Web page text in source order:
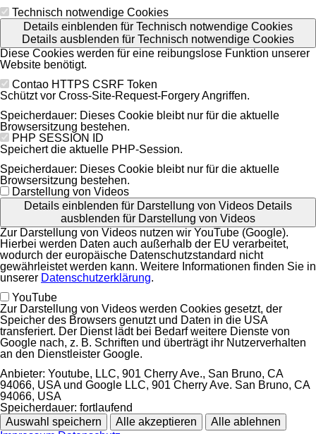
Technisch notwendige Cookies
Details einblenden für Technisch notwendige Cookies
Details ausblenden für Technisch notwendige Cookies
Diese Cookies werden für eine reibungslose Funktion unserer
Website benötigt.
Contao HTTPS CSRF Token
Schützt vor Cross-Site-Request-Forgery Angriffen.
Speicherdauer: Dieses Cookie bleibt nur für die aktuelle
Browsersitzung bestehen.
PHP SESSION ID
Speichert die aktuelle PHP-Session.
Speicherdauer: Dieses Cookie bleibt nur für die aktuelle
Browsersitzung bestehen.
Darstellung von Videos
Details einblenden für Darstellung von Videos Details
ausblenden für Darstellung von Videos
Zur Darstellung von Videos nutzen wir YouTube (Google).
Hierbei werden Daten auch außerhalb der EU verarbeitet,
wodurch der europäische Datenschutzstandard nicht
gewährleistet werden kann. Weitere Informationen finden Sie in
unserer Datenschutzerklärung.
YouTube
Zur Darstellung von Videos werden Cookies gesetzt, der
Speicher des Browsers genutzt und Daten in die USA
transferiert. Der Dienst lädt bei Bedarf weitere Dienste von
Google nach, z. B. Schriften und überträgt ihr Nutzerverhalten
an den Dienstleister Google.
Anbieter: Youtube, LLC, 901 Cherry Ave., San Bruno, CA
94066, USA und Google LLC, 901 Cherry Ave. San Bruno, CA
94066, USA
Speicherdauer: fortlaufend
Auswahl speichern
Alle akzeptieren
Alle ablehnen